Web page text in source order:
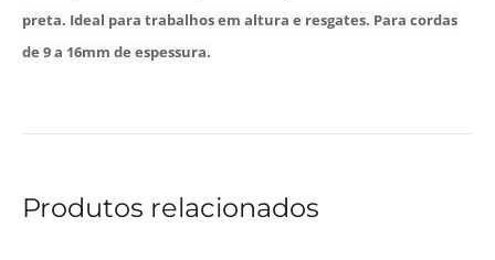
preta. Ideal para trabalhos em altura e resgates. Para cordas
de 9 a 16mm de espessura.
Produtos relacionados